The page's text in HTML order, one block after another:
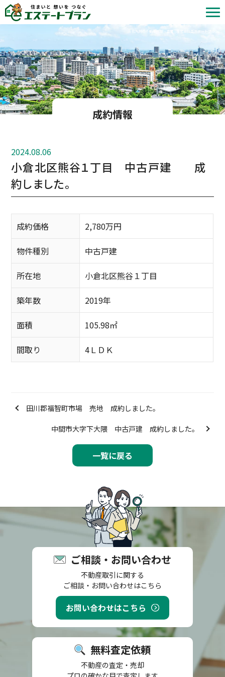
北九州の不動産売却・査定 | 株式会社エステートプラン
成約情報
2024.08.06
小倉北区熊谷１丁目 中古戸建 成
約しました。
成約価格 2,780万円
物件種別 中古戸建
所在地 小倉北区熊谷１丁目
築年数 2019年
面積 105.98㎡
間取り 4ＬＤＫ
田川郡福智町市場 売地 成約しました。
一覧に戻る
中間市大字下大隈 中古戸建 成約しました。
ご相談・お問い合わせ
不動産取引に関する
ご相談・お問い合わせはこちら
お問い合わせはこちら
無料査定依頼
不動産の査定・売却